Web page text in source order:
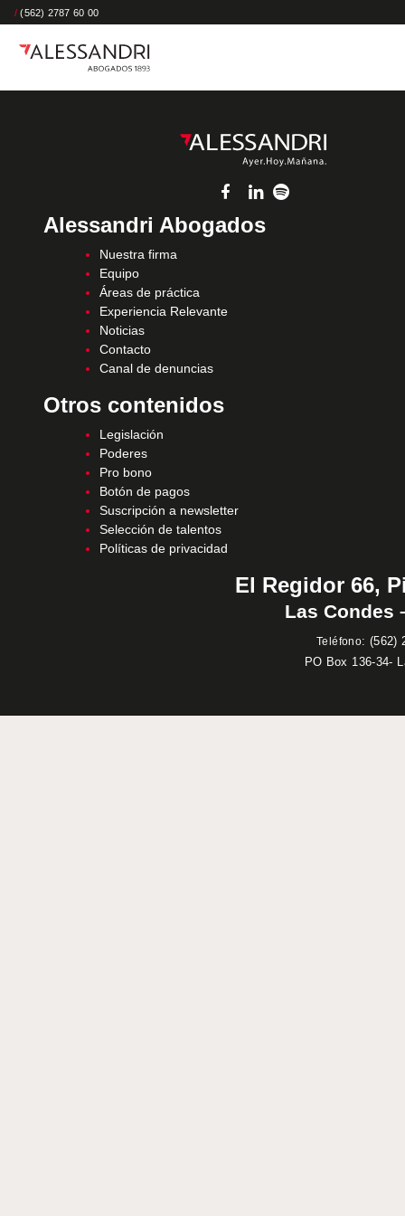
/ (562) 2787 60 00
Alessandri Abogados
Nuestra firma
Equipo
Áreas de práctica
Experiencia Relevante
Noticias
Contacto
Canal de denuncias
Otros contenidos
Legislación
Poderes
Pro bono
Botón de pagos
Suscripción a newsletter
Selección de talentos
Políticas de privacidad
El Regidor 66,
Las Condes
Teléfono: (562)
PO Box 136-34-